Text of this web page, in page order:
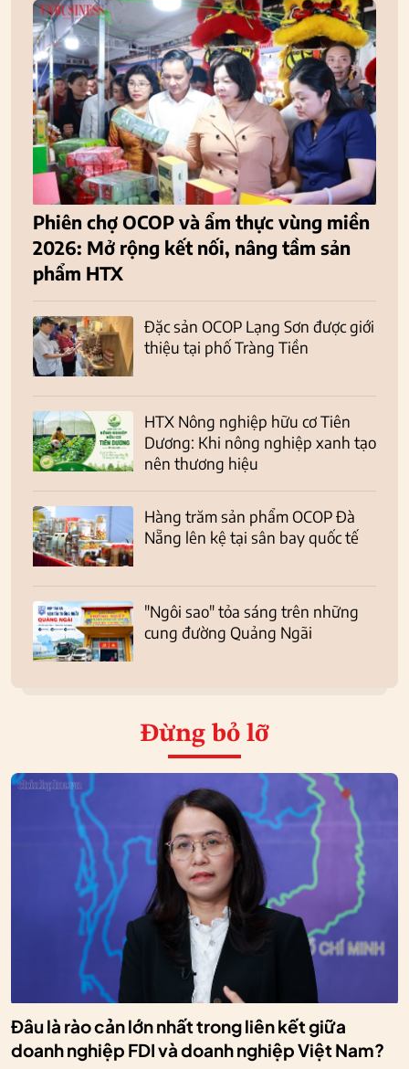
Phiên chợ OCOP và ẩm thực vùng miền
2026: Mở rộng kết nối, nâng tầm sản
phẩm HTX
Đặc sản OCOP Lạng Sơn được giới
thiệu tại phố Tràng Tiền
HTX Nông nghiệp hữu cơ Tiên
Dương: Khi nông nghiệp xanh tạo
nên thương hiệu
Hàng trăm sản phẩm OCOP Đà
Nẵng lên kệ tại sân bay quốc tế
"Ngôi sao" tỏa sáng trên những
cung đường Quảng Ngãi
Đừng bỏ lỡ
Đâu là rào cản lớn nhất trong liên kết giữa
doanh nghiệp FDI và doanh nghiệp Việt Nam?